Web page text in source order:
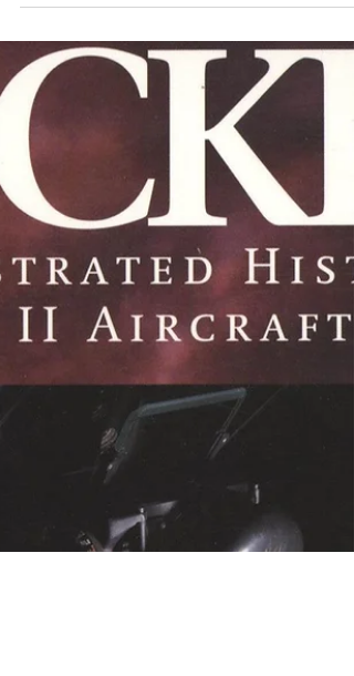
「天駒」 系列之六 我國偵照部隊的飛機 主
編：文良彥 出版社：中華民國航空史研究會
出版日期：2023年（民國112年）3月1日（
版一刷） 語言：正體中文 ISBN：
9789572853375 規格：平裝 / 392頁/ 初版 出
地：台灣 目錄 1. 自序 2. 前言...